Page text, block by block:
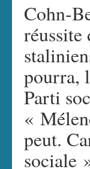
Cohn-
pourra,
Parti
«
peut.
sociale